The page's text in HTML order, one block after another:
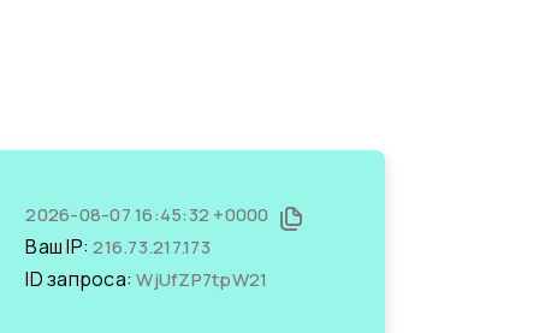
2026-08-07 16:45:32 +0000
Ваш IP:216.73.217.173
ID запроса:WjUfZP7tpW21